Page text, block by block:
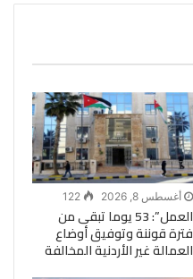
أغسطس 8, 2026 122
العمل”: 53 يوما تبقى من
فترة قوننة وتوفيق أوضاع
العمالة غير الأردنية المخالفة